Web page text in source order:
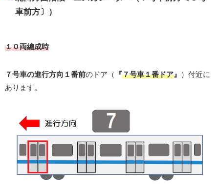
車前方〕）
１０両編成時
７号車の進行方向１番前のドア（ 『７号車１番ドア 』 ）付近に
あります。